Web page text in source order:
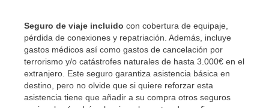
reservas de viajes?
¿Cuáles son los impuestos de entrada y salida del
país si viajo a América?
Seguro de viaje incluido con cobertura de equipaje,
pérdida de conexiones y repatriación. Además, incluye
gastos médicos así como gastos de cancelación por
terrorismo y/o catástrofes naturales de hasta 3.000€ en el
extranjero. Este seguro garantiza asistencia básica en
destino, pero no olvide que si quiere reforzar esta
asistencia tiene que añadir a su compra otros seguros